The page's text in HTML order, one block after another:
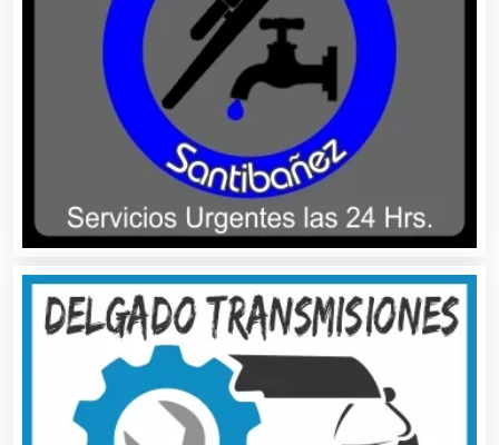
Artículos Importados
Artículos para el Hogar
Artículos para Regalos
Artículos Personales
Artículos Publicitarios
Aseguradoras